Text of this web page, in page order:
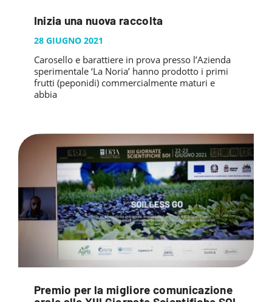
TASK 3.6
TASK 3.7
TASK 3.8
TASK 3.9
ARTICOLO DELLA SETTIMANA
RASSEGNA STAMPA
TESI DI LAUREA
GALLERY
VIDEO GALLERY
CONTATTI
Inizia una nuova raccolta
28 GIUGNO 2021
Carosello e barattiere in prova presso l’Azienda
sperimentale ‘La Noria’ hanno prodotto i primi
frutti (peponidi) commercialmente maturi e
abbia
Premio per la migliore comunicazione